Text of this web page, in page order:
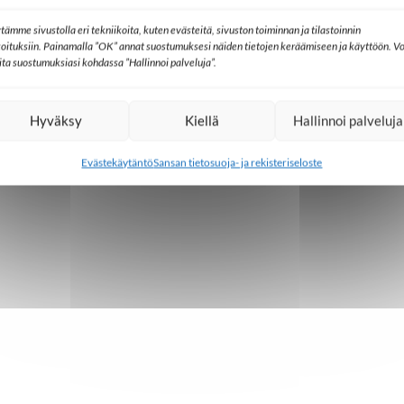
sivustolla eri tekniikoita, kuten evästeitä, sivuston toiminnan ja tilastoinnin
Painamalla ”OK” annat suostumuksesi näiden tietojen keräämiseen ja käyttöön.
suostumuksiasi kohdassa ”Hallinnoi palveluja”.
Hyväksy Kiellä Hallinnoi palveluja
EvästekäytäntöSansan tietosuoja- ja rekisteriseloste